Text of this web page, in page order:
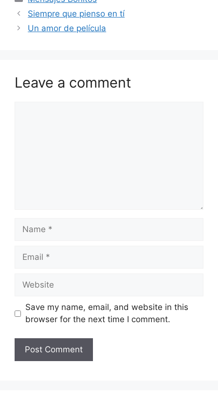
Siempre que pienso en tí
Un amor de película
Leave a comment
Name
Email
Website
Save my name, email, and website in this
browser for the next time I comment.